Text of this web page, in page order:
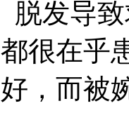
发导致
很在乎
，而被